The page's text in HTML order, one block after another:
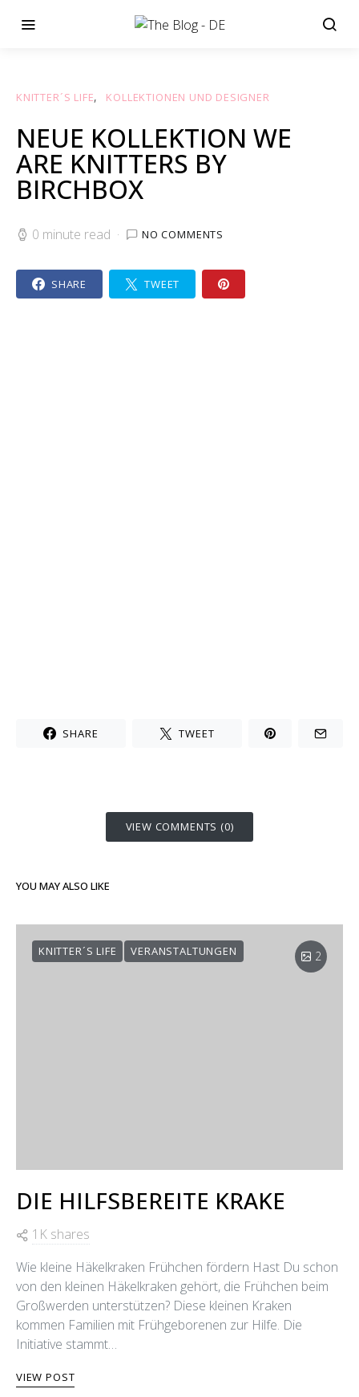
KNITTER´S LIFE KOLLEKTIONEN UND DESIGNER
NEUE KOLLEKTION WE
ARE KNITTERS BY
BIRCHBOX
0 minute read NO COMMENTS
SHARE TWEET
SHARE TWEET
VIEW COMMENTS (0)
YOU MAY ALSO LIKE
KNITTER´S LIFE VERANSTALTUNGEN 2
DIE HILFSBEREITE KRAKE
1K shares
Wie kleine Häkelkraken Frühchen fördern Hast Du schon
von den kleinen Häkelkraken gehört, die Frühchen beim
Großwerden unterstützen? Diese kleinen Kraken
kommen Familien mit Frühgeborenen zur Hilfe. Die
Initiative stammt…
VIEW POST